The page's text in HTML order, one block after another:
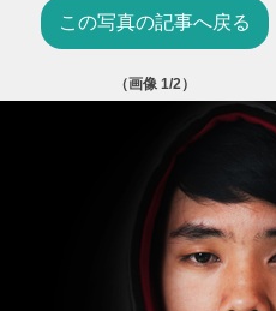
この写真の記事へ戻る
（画像1/2）